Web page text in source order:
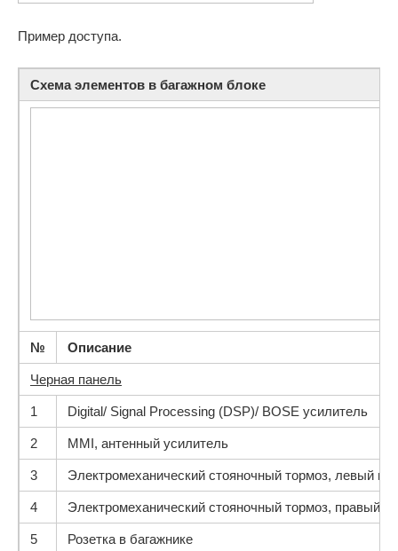
Пример доступа.
Схема элементов в багажном блоке
№ Описание
Черная панель
1 Digital/ Signal Processing (DSP)/ BOSE усилитель
2 MMI, антенный усилитель
3 Электромеханический стояночный тормоз, левый
4 Электромеханический стояночный тормоз, правый
5 Розетка в багажнике